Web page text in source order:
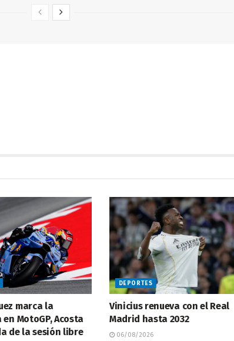
marca la
MotoGP, Acosta
de la sesión libre
DEPORTES
Vinicius renueva con el Real
Madrid hasta 2032
06/08/2026